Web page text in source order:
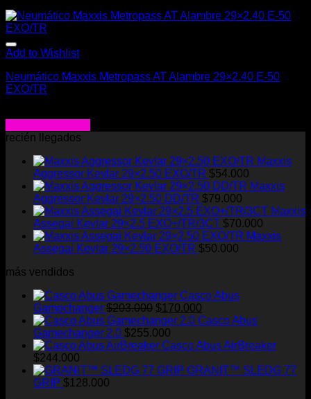
Add to Wishlist
Neumático Maxxis Metropass AT Alambre 29×2.40 E-50
EXO/TR
recién llegados
Maxxis
Aggressor Kevlar 29×2.50 EXO/TR $54.000
Maxxis
Aggressor Kevlar 29×2.50 DD/TR $79.000
Maxxis
Assegai Kevlar 29×2.5 EXO+/TR/3CT $70.000
Maxxis
Assegai Kevlar 29×2.50 EXO/TR $50.000
más vendidos
Casco Abus
Gamechanger $203.000 El
precio
original
era:
$170.000
precio
es:
Casco Abus
Gamechanger 2.0 $255.000
Casco Abus AirBreaker
$244.000
GRANIT™ SLEDG 77
GRIP $128.000